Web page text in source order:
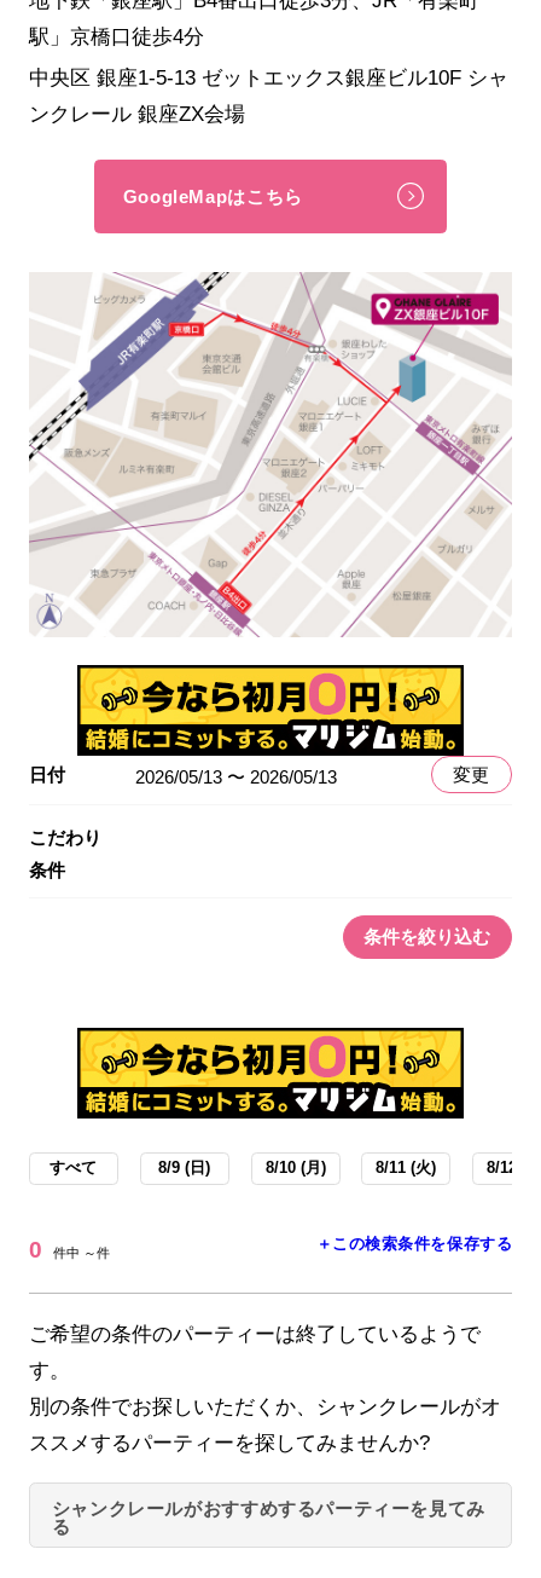
駅」京橋口徒歩4分
中央区 銀座1-5-13 ゼットエックス銀座ビル10F シャ
ンクレール 銀座ZX会場
GoogleMapはこちら
日付 2026/05/13 〜 2026/05/13 変更
こだわり
条件
条件を絞り込む
すべて 8/9 (日) 8/10 (月) 8/11 (火) 8/12 (
0 件中 ～件 ＋この検索条件を保存する
ご希望の条件のパーティーは終了しているようで
す。
別の条件でお探しいただくか、シャンクレールがオ
ススメするパーティーを探してみませんか?
シャンクレールがおすすめするパーティーを見てみ
る